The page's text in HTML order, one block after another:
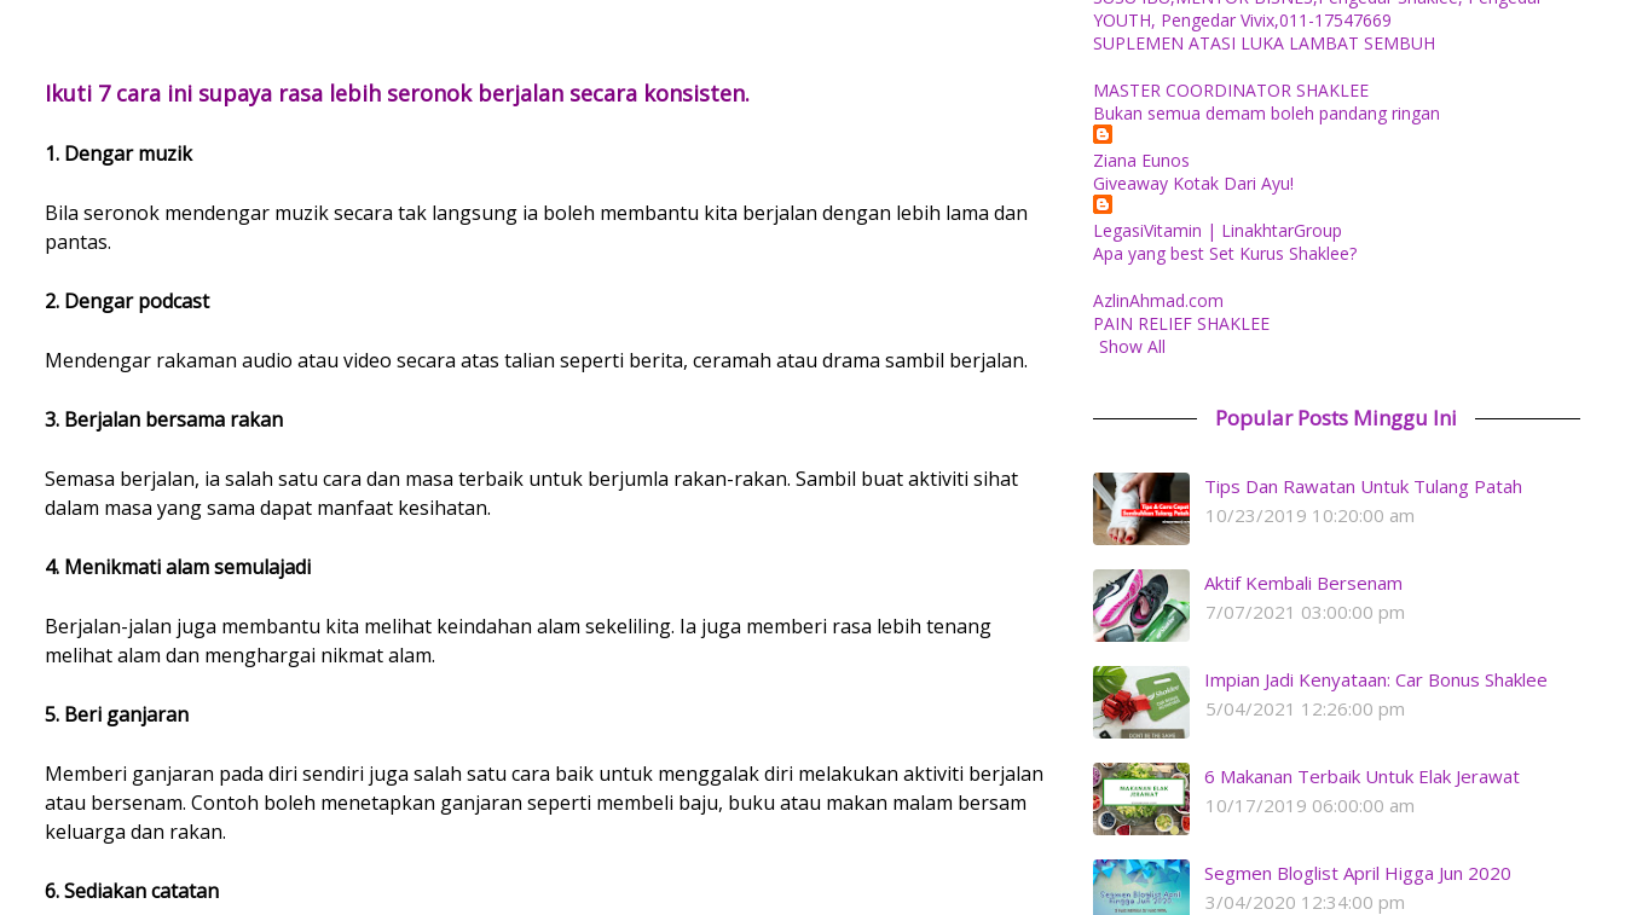
Ikuti 7 cara ini supaya rasa lebih seronok berjalan secara konsisten.
1. Dengar muzik
Bila seronok mendengar muzik secara tak langsung ia boleh membantu kita berjalan dengan lebih lama dan
pantas.
2. Dengar podcast
Mendengar rakaman audio atau video secara atas talian seperti berita, ceramah atau drama sambil berjalan.
3. Berjalan bersama rakan
Semasa berjalan, ia salah satu cara dan masa terbaik untuk berjumla rakan-rakan. Sambil buat aktiviti sihat
dalam masa yang sama dapat manfaat kesihatan.
4. Menikmati alam semulajadi
Berjalan-jalan juga membantu kita melihat keindahan alam sekeliling. Ia juga memberi rasa lebih tenang
melihat alam dan menghargai nikmat alam.
5. Beri ganjaran
Memberi ganjaran pada diri sendiri juga salah satu cara baik untuk menggalak diri melakukan aktiviti berjalan
atau bersenam. Contoh boleh menetapkan ganjaran seperti membeli baju, buku atau makan malam bersam
keluarga dan rakan.
6. Sediakan catatan
YOUTH, Pengedar Vivix,011-17547669
SUPLEMEN ATASI LUKA LAMBAT SEMBUH
MASTER COORDINATOR SHAKLEE
Bukan semua demam boleh pandang ringan
Ziana Eunos
Giveaway Kotak Dari Ayu!
LegasiVitamin | LinakhtarGroup
Apa yang best Set Kurus Shaklee?
AzlinAhmad.com
PAIN RELIEF SHAKLEE
Show All
Popular Posts Minggu Ini
Tips Dan Rawatan Untuk Tulang Patah
10/23/2019 10:20:00 am
Aktif Kembali Bersenam
7/07/2021 03:00:00 pm
Impian Jadi Kenyataan: Car Bonus Shaklee
5/04/2021 12:26:00 pm
6 Makanan Terbaik Untuk Elak Jerawat
10/17/2019 06:00:00 am
Segmen Bloglist April Higga Jun 2020
3/04/2020 12:34:00 pm